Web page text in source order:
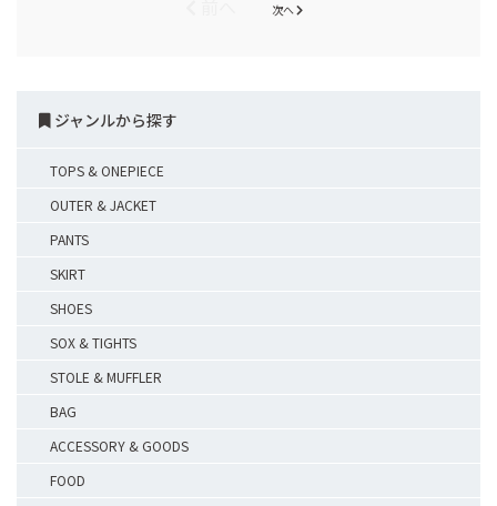
次へ
ジャンルから探す
TOPS & ONEPIECE
OUTER & JACKET
PANTS
SKIRT
SHOES
SOX & TIGHTS
STOLE & MUFFLER
BAG
ACCESSORY & GOODS
FOOD